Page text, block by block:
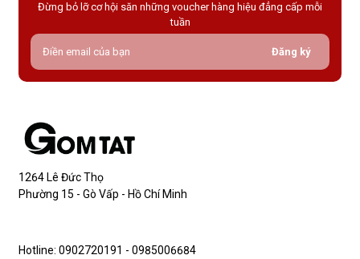
Đừng bỏ lỡ cơ hội săn những voucher hàng hiệu đẳng cấp mỗi
tuần
Đăng ký
1264 Lê Đức Thọ
Phường 15 - Gò Vấp - Hồ Chí Minh
Hotline: 0902720191 - 0985006684